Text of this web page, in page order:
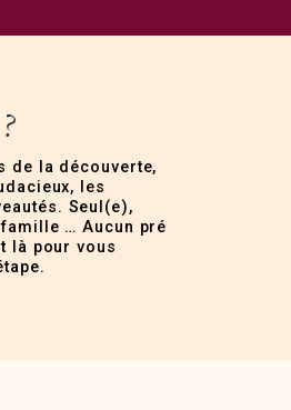
de la découverte,
les
Seul(e),
… Aucun pré
là pour vous